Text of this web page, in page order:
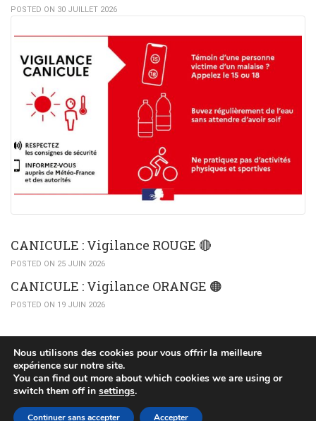
POSTED ON 30 JUILLET 2026
CANICULE : Vigilance ROUGE 🔴
POSTED ON 25 JUIN 2026
CANICULE : Vigilance ORANGE 🟠​
POSTED ON 19 JUIN 2026
(c) 2015 Mairie de Huttendorf
POLITIQUE DE CONFIDENTIALITÉ
PLAN DU SITE
Nous utilisons des cookies pour vous offrir la meilleure
expérience sur notre site.
You can find out more about which cookies we are using or
switch them off in settings.
Accepter
Continuer sans accepter